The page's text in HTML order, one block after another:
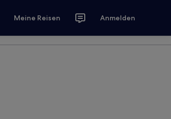
Meine Reisen Anmelden